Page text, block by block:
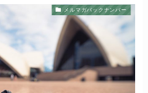
メルマガバックナンバー